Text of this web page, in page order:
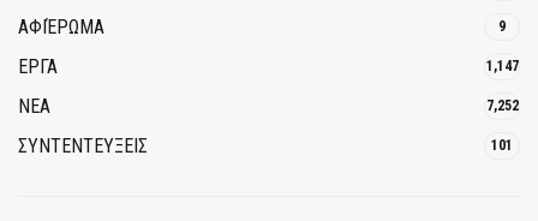
ΑΦΙΈΡΩΜΑ 9
ΕΡΓΑ 1,147
ΝΕΑ 7,252
ΣΥΝΤΕΝΤΕΥΞΕΙΣ 101